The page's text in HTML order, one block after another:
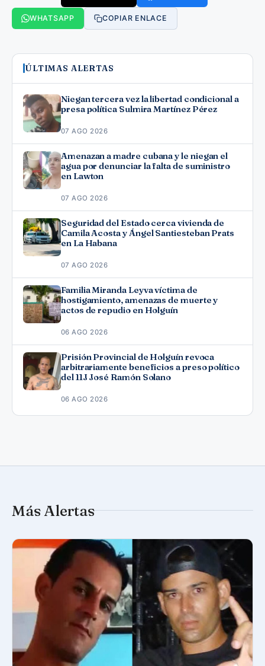
WHATSAPP COPIAR ENLACE
ÚLTIMAS ALERTAS
Niegan tercera vez la libertad condicional a
presa política Sulmira Martínez Pérez
07 AGO 2026
Amenazan a madre cubana y le niegan el
agua por denunciar la falta de suministro
en Lawton
07 AGO 2026
Seguridad del Estado cerca vivienda de
Camila Acosta y Ángel Santiesteban Prats
en La Habana
07 AGO 2026
Familia Miranda Leyva víctima de
hostigamiento, amenazas de muerte y
actos de repudio en Holguín
06 AGO 2026
Prisión Provincial de Holguín revoca
arbitrariamente beneficios a preso político
del 11J José Ramón Solano
06 AGO 2026
Más Alertas